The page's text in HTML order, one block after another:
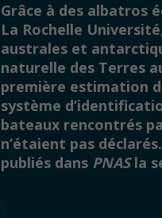
Grâce à des albatros
La Rochelle
australes et
naturelle des Terres
première estimation
système
bateaux rencontrés
n’étaient pas
publiés dans PNASla